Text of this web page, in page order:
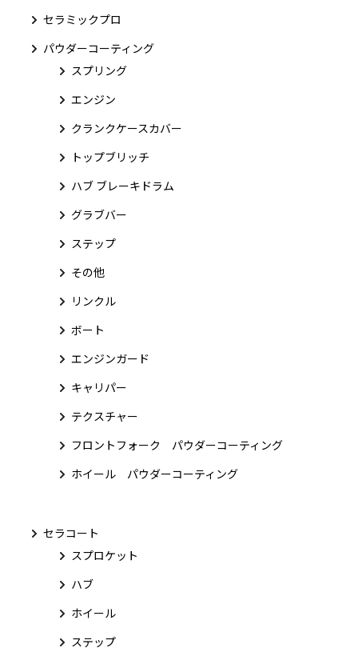
セラミックプロ
パウダーコーティング
スプリング
エンジン
クランクケースカバー
トップブリッチ
ハブ ブレーキドラム
グラブバー
ステップ
その他
リンクル
ボート
エンジンガード
キャリパー
テクスチャー
フロントフォーク パウダーコーティング
ホイール パウダーコーティング
セラコート
スプロケット
ハブ
ホイール
ステップ